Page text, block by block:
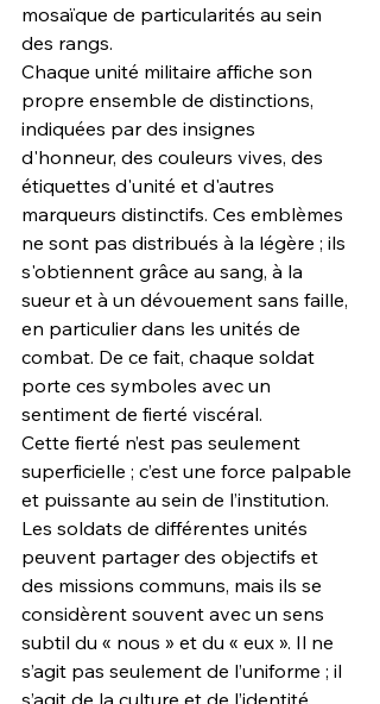
mosaïque de particularités au sein
des rangs.
Chaque unité militaire affiche son
propre ensemble de distinctions,
indiquées par des insignes
d'honneur, des couleurs vives, des
étiquettes d'unité et d'autres
marqueurs distinctifs. Ces emblèmes
ne sont pas distribués à la légère ; ils
s'obtiennent grâce au sang, à la
sueur et à un dévouement sans faille,
en particulier dans les unités de
combat. De ce fait, chaque soldat
porte ces symboles avec un
sentiment de fierté viscéral.
Cette fierté n’est pas seulement
superficielle ; c’est une force palpable
et puissante au sein de l’institution.
Les soldats de différentes unités
peuvent partager des objectifs et
des missions communs, mais ils se
considèrent souvent avec un sens
subtil du « nous » et du « eux ». Il ne
s’agit pas seulement de l’uniforme ; il